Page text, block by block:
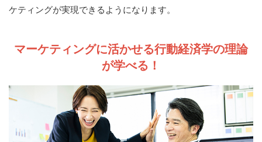
ケティングが実現できるようになります。
マーケティングに活かせる行動経済学の理論
が学べる！